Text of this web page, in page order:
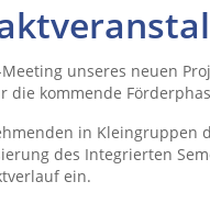
unseres neuen
kommende
in
des Integrierten
ein.